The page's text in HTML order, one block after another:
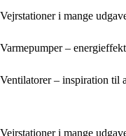
Vejrstationer i mange
Varmepumper –
Ventilatorer – inspiration til
Vejrstationer i mange